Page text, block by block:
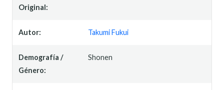
Original:
Autor: Takumi Fukui
Demografía /
Género:
Shonen